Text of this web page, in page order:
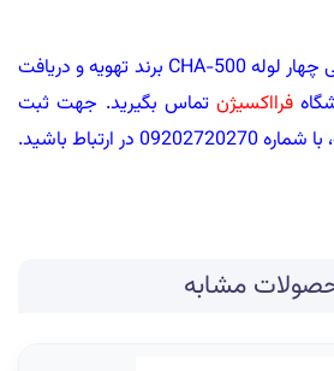
برای خرید فن کویل کاستی چهار لوله CHA-500 برند تهویه و دریافت
فرااکسیژنتماس بگیرید. جهت ثبت
ارتباط باشید.
مشابه